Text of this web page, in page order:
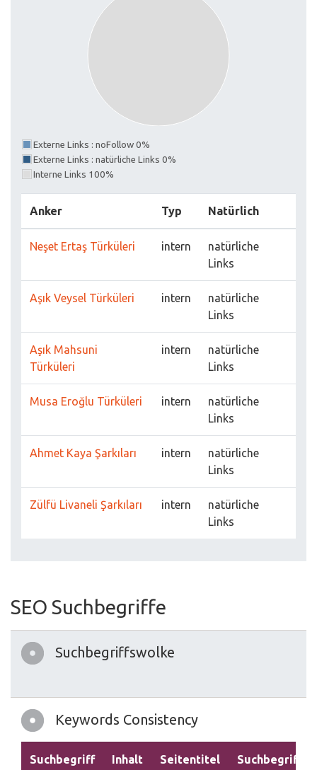
Externe Links : noFollow 0%
Externe Links : natürliche Links 0%
Interne Links 100%
Anker Typ Natürlich
Neşet Ertaş Türküleri intern
natürliche
Links
Aşık Veysel Türküleri intern
natürliche
Links
Aşık Mahsuni
Türküleri
intern
natürliche
Links
Musa Eroğlu Türküleri intern
natürliche
Links
Ahmet Kaya Şarkıları intern
natürliche
Links
Zülfü Livaneli Şarkıları intern
natürliche
Links
SEO Suchbegriffe
Suchbegriffswolke
Keywords Consistency
Suchbegriff Inhalt Seitentitel Suchbegriffe